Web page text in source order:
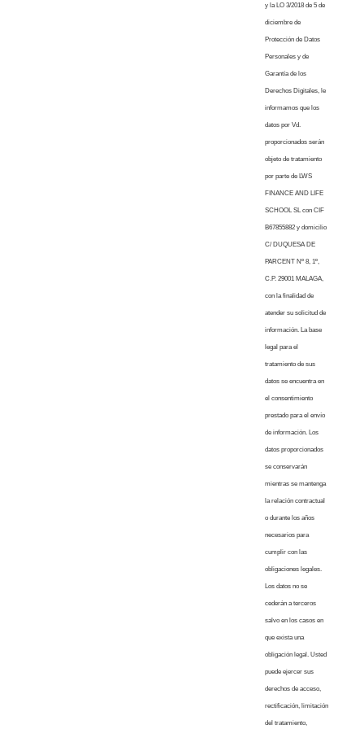
y la LO 3/2018 de 5 de
diciembre de
Protección de Datos
Personales y de
Garantía de los
Derechos Digitales, le
informamos que los
datos por Vd.
proporcionados serán
objeto de tratamiento
por parte de LWS
FINANCE AND LIFE
SCHOOL SL con CIF
B67855882 y domicilio
C/ DUQUESA DE
PARCENT Nº 8, 1º,
C.P. 29001 MALAGA,
con la finalidad de
atender su solicitud de
información. La base
legal para el
tratamiento de sus
datos se encuentra en
el consentimiento
prestado para el envío
de información. Los
datos proporcionados
se conservarán
mientras se mantenga
la relación contractual
o durante los años
necesarios para
cumplir con las
obligaciones legales.
Los datos no se
cederán a terceros
salvo en los casos en
que exista una
obligación legal. Usted
puede ejercer sus
derechos de acceso,
rectificación, limitación
del tratamiento,